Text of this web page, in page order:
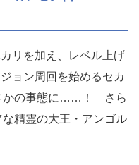
リを加え、レベル上げ
ョン周回を始めるセカ
かの事態に……！ さら
精霊の大王・アンゴル